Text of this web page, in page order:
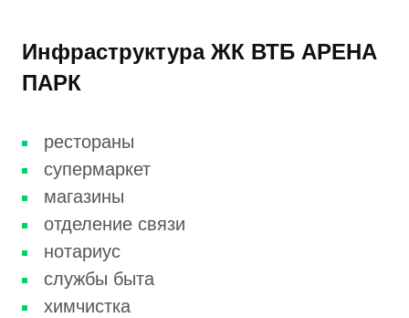
Инфраструктура ЖК ВТБ АРЕНА
ПАРК
рестораны
супермаркет
магазины
отделение связи
нотариус
службы быта
химчистка